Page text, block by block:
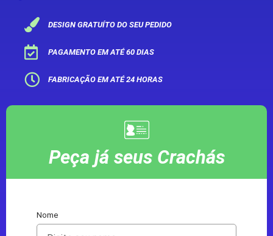
DESIGN GRATUÍTO DO SEU PEDIDO
PAGAMENTO EM ATÉ 60 DIAS
FABRICAÇÃO EM ATÉ 24 HORAS
Peça já seus Crachás
Nome